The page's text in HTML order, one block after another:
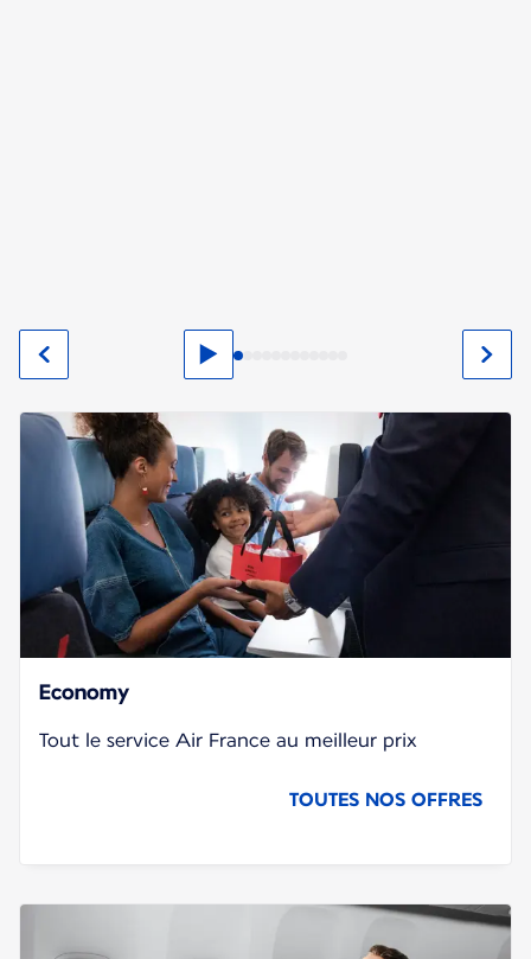
Economy
Tout le service Air France au meilleur prix
TOUTES NOS OFFRES